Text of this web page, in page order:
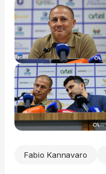
Fabio Kannavaro